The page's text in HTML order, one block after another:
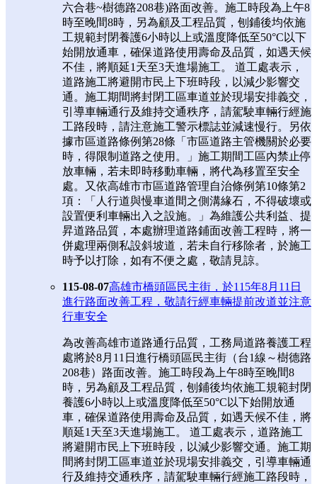
六合巷~樹德路208巷)路面改善。施工時段為上午8
時至晚間8時，另為顧及工程品質，刨鋪後均依施
工規範封閉養護6小時以上或溫度降低至50°C以下
始開放通車，確保道路使用壽命及品質，如遇天候
不佳，將順延1天至3天進場施工。 道工處表示，
道路施工將避開市民上下班時段，以減少影響交
通。施工期間將封閉工區車道並於現場安排義交，
引導車輛通行及維持交通秩序，請駕駛車輛行經施
工路段時，請注意施工警示標誌並減速慢行。另依
據市區道路條例第28條「市區道路主管機關於必要
時，得限制道路之使用。」施工期間工區內禁止停
放車輛，若未即時移動車輛，將代為移置至安全
處。又依高雄市市區道路管理自治條例第10條第2
項：「人行道與慢車道間之側溝緣石，不得破壞或
設置便利車輛出入之設施。」為維護公共利益、提
昇道路品質，本處辦理道路鋪面改善工程時，將一
併處理兩側私設斜坡道，若未自行移除者，於施工
時予以打除，如有不便之處，敬請見諒。
115-08-07高雄市橋頭區民主街，於115年8月11日
進行路面改善工程，敬請行經車輛提前改道並注意
行車安全
為改善高雄市道路通行品質，工務局道路養護工程
處將於8月11日進行橋頭區民主街（台1線～樹德路
208巷）路面改善。施工時段為上午8時至晚間8
時，另為顧及工程品質，刨鋪後均依施工規範封閉
養護6小時以上或溫度降低至50°C以下始開放通
車，確保道路使用壽命及品質，如遇天候不佳，將
順延1天至3天進場施工。 道工處表示，道路施工
將避開市民上下班時段，以減少影響交通。施工期
間將封閉工區車道並於現場安排義交，引導車輛通
行及維持交通秩序，請駕駛車輛行經施工路段時，